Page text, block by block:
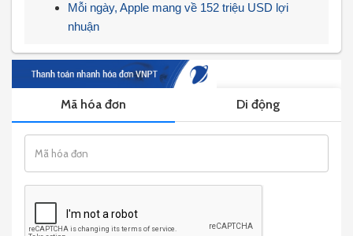
Mỗi ngày, Apple mang về 152 triệu USD lợi
nhuận